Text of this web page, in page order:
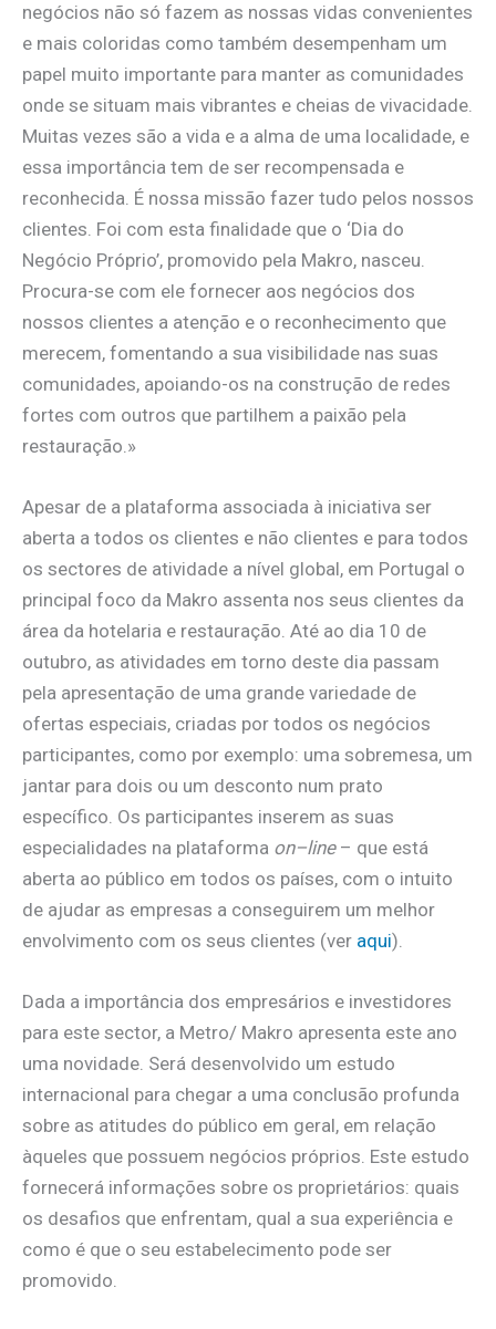
negócios não só fazem as nossas vidas convenientes
e mais coloridas como também desempenham um
papel muito importante para manter as comunidades
onde se situam mais vibrantes e cheias de vivacidade.
Muitas vezes são a vida e a alma de uma localidade, e
essa importância tem de ser recompensada e
reconhecida. É nossa missão fazer tudo pelos nossos
clientes. Foi com esta finalidade que o ‘Dia do
Negócio Próprio’, promovido pela Makro, nasceu.
Procura-se com ele fornecer aos negócios dos
nossos clientes a atenção e o reconhecimento que
merecem, fomentando a sua visibilidade nas suas
comunidades, apoiando-os na construção de redes
fortes com outros que partilhem a paixão pela
restauração.»
Apesar de a plataforma associada à iniciativa ser
aberta a todos os clientes e não clientes e para todos
os sectores de atividade a nível global, em Portugal o
principal foco da Makro assenta nos seus clientes da
área da hotelaria e restauração. Até ao dia 10 de
outubro, as atividades em torno deste dia passam
pela apresentação de uma grande variedade de
ofertas especiais, criadas por todos os negócios
participantes, como por exemplo: uma sobremesa, um
jantar para dois ou um desconto num prato
específico. Os participantes inserem as suas
especialidades na plataforma on–line– que está
aberta ao público em todos os países, com o intuito
de ajudar as empresas a conseguirem um melhor
envolvimento com os seus clientes (ver aqui).
Dada a importância dos empresários e investidores
para este sector, a Metro/ Makro apresenta este ano
uma novidade. Será desenvolvido um estudo
internacional para chegar a uma conclusão profunda
sobre as atitudes do público em geral, em relação
àqueles que possuem negócios próprios. Este estudo
fornecerá informações sobre os proprietários: quais
os desafios que enfrentam, qual a sua experiência e
como é que o seu estabelecimento pode ser
promovido.